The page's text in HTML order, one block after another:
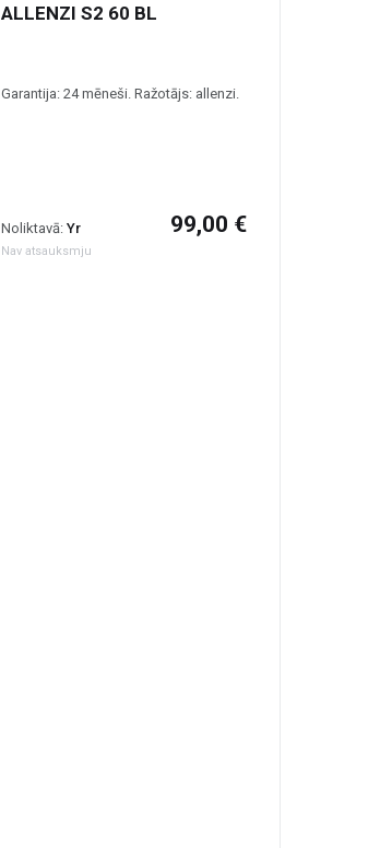
ALLENZI S2 60 BL
Garantija: 24 mēneši. Ražotājs: allenzi.
Noliktavā:Yr
Nav atsauksmju
99,00 €